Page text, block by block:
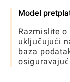
Model
Razmislite
uključujući
baza